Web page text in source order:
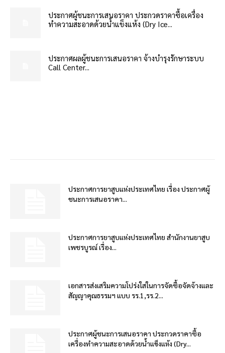
ประกาศผู้ชนะการเสนอราคา ประกวดราคาซื้อเครื่อง
ทำความสะอาดด้วยน้ำแข็งแห้ง (Dry Ice...
ประกาศผลผู้ชนะการเสนอราคา จ้างบำรุงรักษาระบบ
Call Center...
ประกาศการยาสูบแห่งประเทศไทย เรื่อง ประกาศผู้
ชนะการเสนอราคา...
ประกาศการยาสูบแห่งประเทศไทย สำนักงานยาสูบ
เพชรบูรณ์ เรื่อง...
เอกสารส่งเสริมความโปร่งใสในการจัดซื้อจัดจ้างและ
สัญญาคุณธรรมฯ แบบ รร.1,รร.2...
ประกาศผู้ชนะการเสนอราคา ประกวดราคาซื้อ
เครื่องทำความสะอาดด้วยน้ำแข็งแห้ง (Dry...